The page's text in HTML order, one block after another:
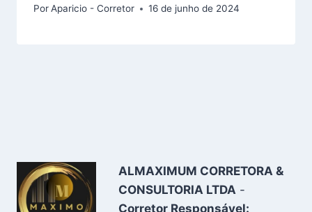
PorAparicio - Corretor 16 de junho de 2024
ALMAXIMUM CORRETORA &
CONSULTORIA LTDA -
Corretor Responsável: